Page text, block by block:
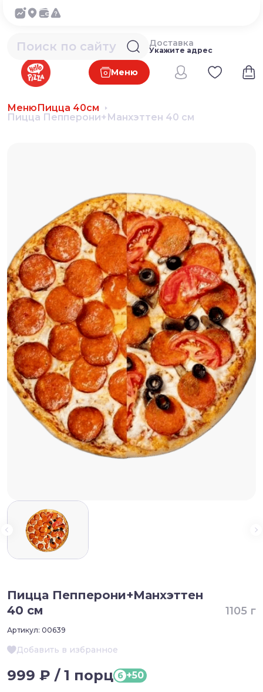
Меню
Доставка
Укажите адрес
МенюПицца 40см
Пицца Пепперони+Манхэттен 40 см
Пицца Пепперони+Манхэттен
40 см
1105 г
Артикул: 00639
Добавить в избранное
999 ₽ / 1 порц б +50